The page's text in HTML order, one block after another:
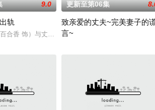
科接连关闭……在令和时
成立了一个特殊的新部门“GATE24”。这个部门直接
9.0
轨
合香 饰）与丈夫弘树（佐野玲於 饰）及4岁女儿看
更新至第06集
致亲爱的丈夫~完美妻子的
言~